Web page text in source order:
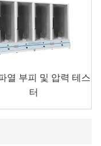
열 부피 및 압력 테스
터